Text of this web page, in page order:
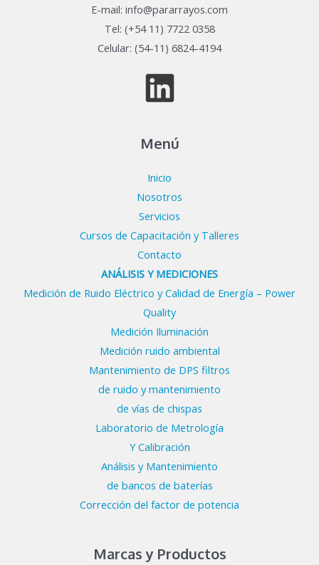
E-mail: info@pararrayos.com
Tel: (+54 11) 7722 0358
Celular: (54-11) 6824-4194
Menú
Inicio
Nosotros
Servicios
Cursos de Capacitación y Talleres
Contacto
ANÁLISIS Y MEDICIONES
Medición de Ruido Eléctrico y Calidad de Energía – Power
Quality
Medición Iluminación
Medición ruido ambiental
Mantenimiento de DPS filtros
de ruido y mantenimiento
de vías de chispas
Laboratorio de Metrología
Y Calibración
Análisis y Mantenimiento
de bancos de baterías
Corrección del factor de potencia
Marcas y Productos